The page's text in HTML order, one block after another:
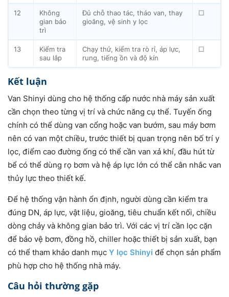
12
Không
gian bảo
trì
Đủ chỗ thao tác, tháo van, thay
gioăng, vệ sinh y lọc
☐
13
Kiểm tra
sau lắp
Chạy thử, kiểm tra rò rỉ, áp lực,
rung, tiếng ồn và độ kín
☐
Kết luận
Van Shinyi dùng cho hệ thống cấp nước nhà máy sản xuất
cần chọn theo từng vị trí và chức năng cụ thể. Tuyến ống
chính có thể dùng van cổng hoặc van bướm, sau máy bơm
nên có van một chiều, trước thiết bị quan trọng nên bố trí y
lọc, điểm cao đường ống có thể cần van xả khí, đầu hút từ
bể có thể dùng rọ bơm và hệ áp lực lớn có thể cân nhắc van
thủy lực theo thiết kế.
Để hệ thống vận hành ổn định, người dùng cần kiểm tra
đúng DN, áp lực, vật liệu, gioăng, tiêu chuẩn kết nối, chiều
dòng chảy và không gian bảo trì. Với các vị trí cần lọc cặn
để bảo vệ bơm, đồng hồ, chiller hoặc thiết bị sản xuất, bạn
có thể tham khảo danh mục Y lọc Shinyi để chọn sản phẩm
phù hợp cho hệ thống nhà máy.
Câu hỏi thường gặp